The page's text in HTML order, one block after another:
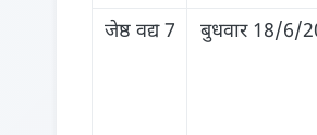
जेष्ठ वद्य 7
बुधवार 18/6/